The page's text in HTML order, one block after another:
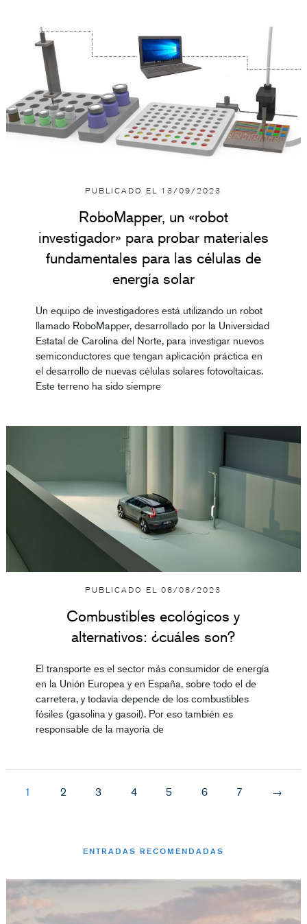
PUBLICADO EL 13/09/2023
RoboMapper, un «robot
investigador» para probar materiales
fundamentales para las células de
energía solar
Un equipo de investigadores está utilizando un robot
llamado RoboMapper, desarrollado por la Universidad
Estatal de Carolina del Norte, para investigar nuevos
semiconductores que tengan aplicación práctica en
el desarrollo de nuevas células solares fotovoltaicas.
Este terreno ha sido siempre
PUBLICADO EL08/08/2023
Combustibles ecológicos y
alternativos: ¿cuáles son?
El transporte es el sector más consumidor de energía
en la Unión Europea y en España, sobre todo el de
carretera, y todavía depende de los combustibles
fósiles (gasolina y gasoil). Por eso también es
responsable de la mayoría de
1 2 3 4 5 6 7 →
ENTRADAS RECOMENDADAS